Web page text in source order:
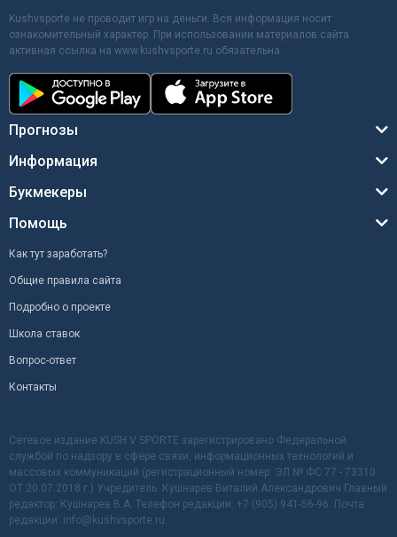
Kushvsporte не проводит игр на деньги. Вся информация носит
ознакомительный характер. При использовании материалов сайта
активная ссылка на www.kushvsporte.ru обязательна
Прогнозы
Информация
Букмекеры
Помощь
Как тут заработать?
Общие правила сайта
Подробно о проекте
Школа ставок
Вопрос-ответ
Контакты
Сетевое издание KUSH V SPORTE зарегистрировано Федеральной
службой по надзору в сфере связи, информационных технологий и
массовых коммуникаций (регистрационный номер: ЭЛ № ФС 77 - 73310
ОТ 20.07.2018 г.) Учредитель: Кушнарев Виталий Александрович Главный
редактор: Кушнарев В.А. Телефон редакции: +7 (905) 941-56-96. Почта
редакции: info@kushvsporte.ru.